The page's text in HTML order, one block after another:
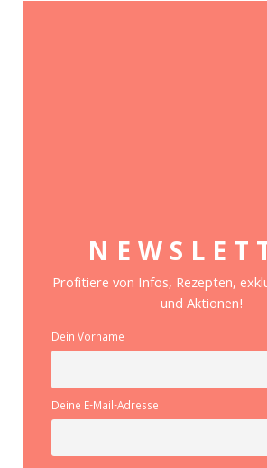
N E W S L E T
Profitiere von Infos, Rezepten,
und Aktionen!
Dein Vorname
Deine E-Mail-Adresse